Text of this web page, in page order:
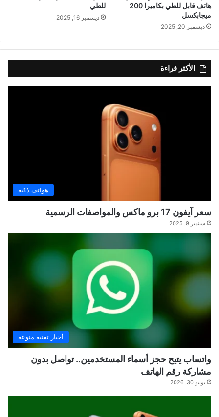
هاتف قابل للطي بكاميرا 200
ميجابكسل
ديسمبر 20, 2025
للطي
ديسمبر 16, 2025
الأكثر قراءة
هواتف ذكية
سعر آيفون 17 برو ماكس والمواصفات الرسمية
سبتمبر 9, 2025
أخبار تقنية منوعة
واتساب يتيح حجز أسماء المستخدمين.. تواصل بدون
مشاركة رقم الهاتف
يونيو 30, 2026